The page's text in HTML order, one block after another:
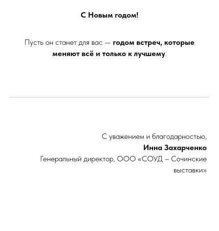
С Новым годом!
Пусть он станет для вас — годом встреч, которые
меняют всё и только к лучшему.
С уважением и благодарностью,
Инна Захарченко
Генеральный директор, ООО «СОУД – Сочинские
выставки»